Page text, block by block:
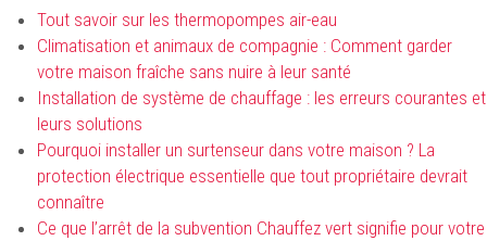
Tout savoir sur les thermopompes air-eau
Climatisation et animaux de compagnie : Comment garder
votre maison fraîche sans nuire à leur santé
Installation de système de chauffage : les erreurs courantes et
leurs solutions
Pourquoi installer un surtenseur dans votre maison ? La
protection électrique essentielle que tout propriétaire devrait
connaître
Ce que l’arrêt de la subvention Chauffez vert signifie pour votre